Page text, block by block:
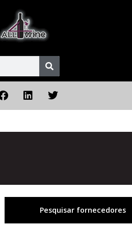
Pesquisar fornecedores